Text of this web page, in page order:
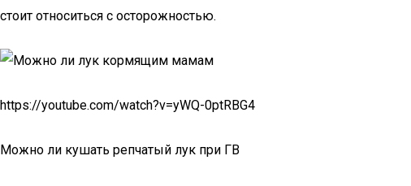
стоит относиться с осторожностью.
https://youtube.com/watch?v=yWQ-0ptRBG4
Можно ли кушать репчатый лук при ГВ